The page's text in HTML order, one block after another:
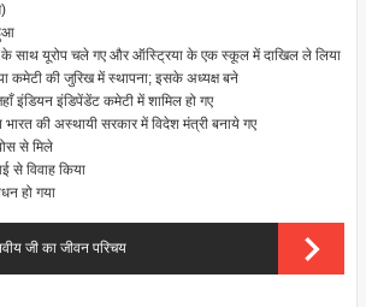
साथ यूरोप चले गए और ऑस्ट्रिया के एक स्कूल में दाखिल ले लिया
कमेटी की जुरिख में स्थापना; इसके अध्यक्ष बने
इंडियन इंडिपेंडेंट कमेटी में शामिल हो गए
की अस्थायी सरकार में विदेश मंत्री बनाये गए
से मिले
से विवाह किया
हो गया
जी का जीवन परिचय